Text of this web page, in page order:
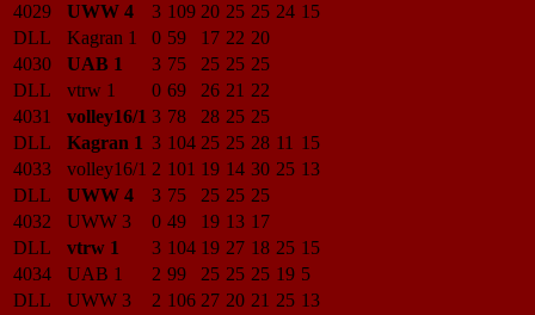
4029
UWW 4 3 109 20 25 25 24 15
DLL
Kagran 1 0 59 17 22 20
4030
UAB 1 3 75 25 25 25
DLL
vtrw 1 0 69 26 21 22
4031
volley16/1 3 78 28 25 25
DLL
Kagran 1 3 104 25 25 28 11 15
4033
volley16/1 2 101 19 14 30 25 13
DLL
UWW 4 3 75 25 25 25
4032
UWW 3 0 49 19 13 17
DLL
vtrw 1 3 104 19 27 18 25 15
4034
UAB 1 2 99 25 25 25 19 5
DLL
UWW 3 2 106 27 20 21 25 13